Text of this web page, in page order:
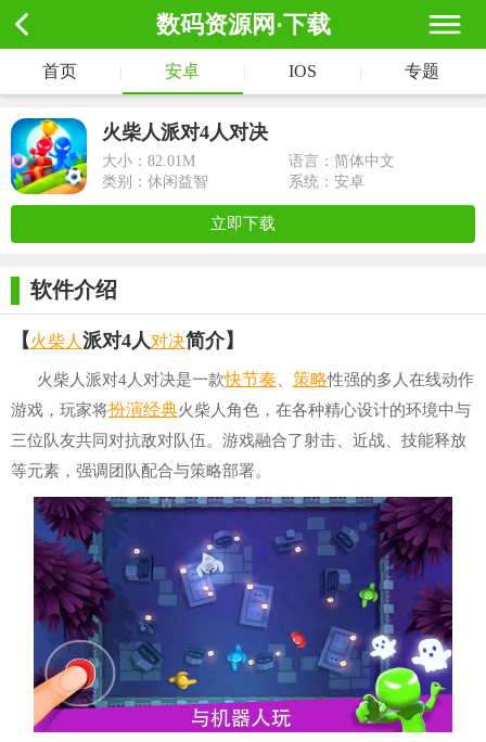
数码资源网·下载
首页 安卓 IOS 专题
火柴人派对4人对决
大小： 82.01M
语言：简体中文
类别：休闲益智
系统：安卓
立即下载
软件介绍
【火柴人派对4人对决简介】
火柴人派对4人对决是一款快节奏 策略性强的多人在线动作
游戏，玩家将扮演经典火柴人角色，在各种精心设计的环境中与
三位队友共同对抗敌对队伍。游戏融合了射击、近战、技能释放
等元素，强调团队配合与策略部署。